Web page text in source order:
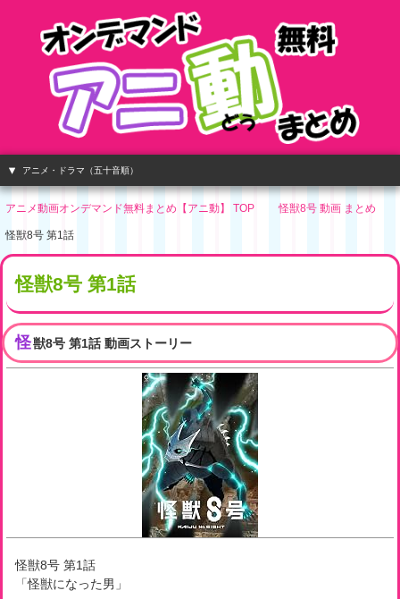
アニメ・ドラマ（五十音順）
アニメ動画オンデマンド無料まとめ【アニ動】 TOP 怪獣8号 動画 まとめ
怪獣8号 第1話
怪獣8号 第1話
怪獣8号 第1話 動画ストーリー
怪獣8号 第1話
「怪獣になった男 」